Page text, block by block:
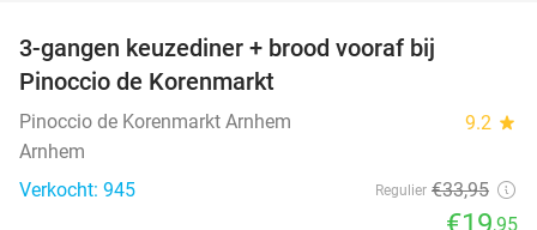
3-gangen keuzediner + brood vooraf bij
Pinoccio de Korenmarkt
Pinoccio de Korenmarkt Arnhem 9.2 star
Arnhem
Verkocht: 945
Regulier €33,95
,95